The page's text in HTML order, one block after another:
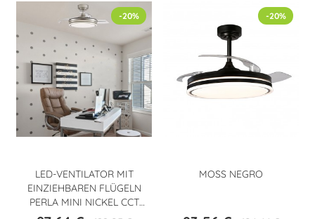
LED-VENTILATOR MIT
EINZIEHBAREN FLÜGELN
PERLA MINI NICKEL CCT
(35W)
-20%
MOSS NEGRO
-20%